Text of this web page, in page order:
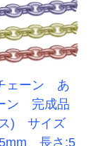
ェーン あ
ン 完成品
) サイズ
長さ:5